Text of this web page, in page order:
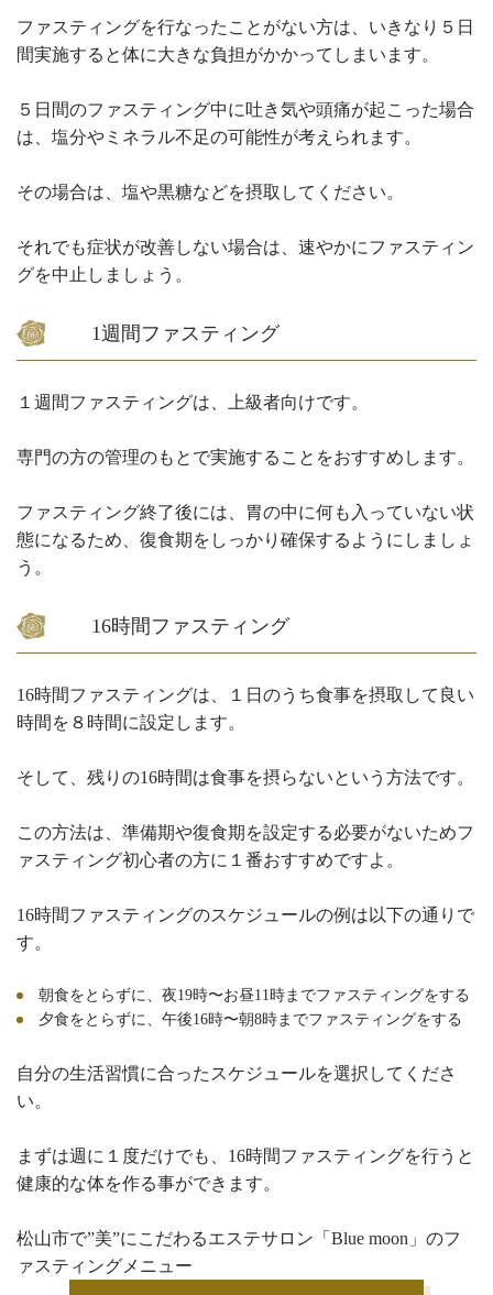
ファスティングを行なったことがない方は、いきなり５日
間実施すると体に大きな負担がかかってしまいます。
５日間のファスティング中に吐き気や頭痛が起こった場合
は、塩分やミネラル不足の可能性が考えられます。
その場合は、塩や黒糖などを摂取してください。
それでも症状が改善しない場合は、速やかにファスティン
グを中止しましょう。
1週間ファスティング
１週間ファスティングは、上級者向けです。
専門の方の管理のもとで実施することをおすすめします。
ファスティング終了後には、胃の中に何も入っていない状
態になるため、復食期をしっかり確保するようにしましょ
う。
16時間ファスティング
16時間ファスティングは、１日のうち食事を摂取して良い
時間を８時間に設定します。
そして、残りの16時間は食事を摂らないという方法です。
この方法は、準備期や復食期を設定する必要がないためフ
ァスティング初心者の方に１番おすすめですよ。
16時間ファスティングのスケジュールの例は以下の通りで
す。
朝食をとらずに、夜19時〜お昼11時までファスティングをする
夕食をとらずに、午後16時〜朝8時までファスティングをする
自分の生活習慣に合ったスケジュールを選択してくださ
い。
まずは週に１度だけでも、16時間ファスティングを行うと
健康的な体を作る事ができます。
松山市で”美”にこだわるエステサロン「Blue moon」のフ
ァスティングメニュー